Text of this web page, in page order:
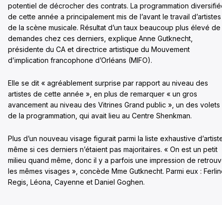
potentiel de décrocher des contrats. La programmation
de cette année a principalement mis de l’avant le travail d’artistes
de la scène musicale. Résultat d’un taux beaucoup plus élevé de
demandes chez ces derniers, explique Anne Gutknecht,
présidente du CA et directrice artistique du Mouvement
d’implication francophone d’Orléans (MIFO).
Elle se dit « agréablement surprise par rapport au niveau des
artistes de cette année », en plus de remarquer « un gros
avancement au niveau des Vitrines Grand public », un des volets
de la programmation, qui avait lieu au Centre Shenkman.
Plus d’un nouveau visage figurait parmi la liste exhaustive
même si ces derniers n’étaient pas majoritaires. « On est un petit
milieu quand même, donc il y a parfois une impression de
les mêmes visages », concède Mme Gutknecht. Parmi eux :
Regis, Léona, Cayenne et Daniel Goghen.